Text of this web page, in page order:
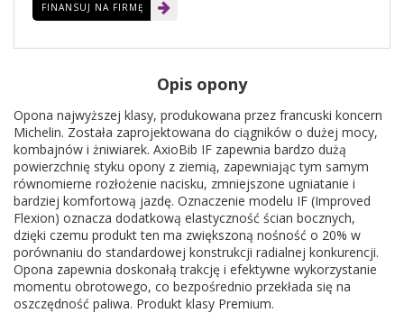
FINANSUJ NA FIRMĘ
Opis opony
Opona najwyższej klasy, produkowana przez francuski koncern
Michelin. Została zaprojektowana do ciągników o dużej mocy,
kombajnów i żniwiarek. AxioBib IF zapewnia bardzo dużą
powierzchnię styku opony z ziemią, zapewniając tym samym
równomierne rozłożenie nacisku, zmniejszone ugniatanie i
bardziej komfortową jazdę. Oznaczenie modelu IF (Improved
Flexion) oznacza dodatkową elastyczność ścian bocznych,
dzięki czemu produkt ten ma zwiększoną nośność o 20% w
porównaniu do standardowej konstrukcji radialnej konkurencji.
Opona zapewnia doskonałą trakcję i efektywne wykorzystanie
momentu obrotowego, co bezpośrednio przekłada się na
oszczędność paliwa. Produkt klasy Premium.